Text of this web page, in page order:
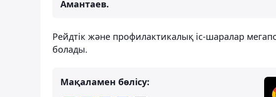
Амантаев.
Рейдтік және профилактикалық іс-шаралар
болады.
Мақаламен бөлісу: